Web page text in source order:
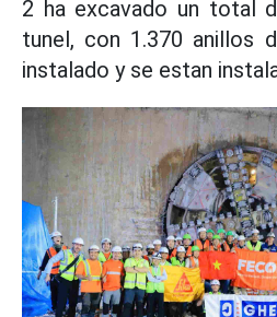
2 ha excavado un total
tunel, con 1.370 anillos
instalado y se estan